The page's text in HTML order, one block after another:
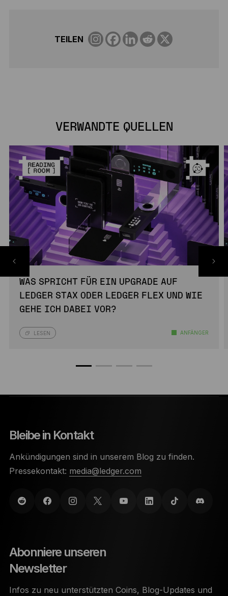
TEILEN
VERWANDTE QUELLEN
WAS SPRICHT FÜR EIN UPGRADE AUF
LEDGER STAX ODER LEDGER FLEX UND WIE
GEHE ICH DABEI VOR?
LESEN ANFÄNGER
Bleibe in Kontakt
Ankündigungen sind in unserem Blog zu finden.
Pressekontakt: media@ledger.com
Abonniere unseren
Newsletter
Infos zu neu unterstützten Coins, Blog-Updates und